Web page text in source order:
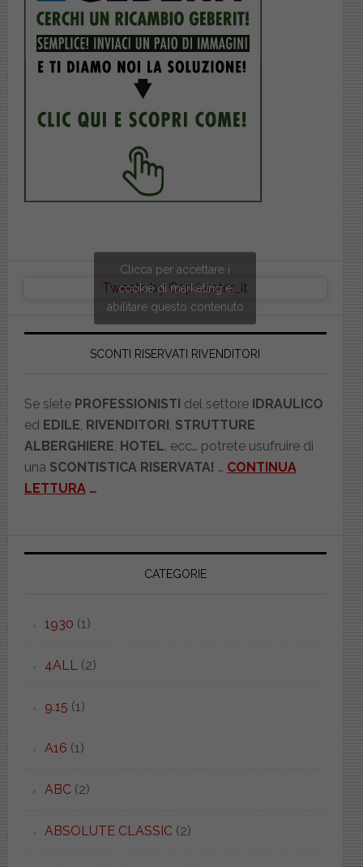
Tweets by Copriwater_it
Clicca per accettare i
cookie di marketing e
abilitare questo contenuto
SCONTI RISERVATI RIVENDITORI
Se siete PROFESSIONISTI del settore IDRAULICO
ed EDILE, RIVENDITORI, STRUTTURE
ALBERGHIERE, HOTEL, ecc… potrete usufruire di
una SCONTISTICA RISERVATA! … CONTINUA
LETTURA…
CATEGORIE
1930 (1)
4ALL(2)
9.15 (1)
A16 (1)
ABC(2)
ABSOLUTE CLASSIC(2)